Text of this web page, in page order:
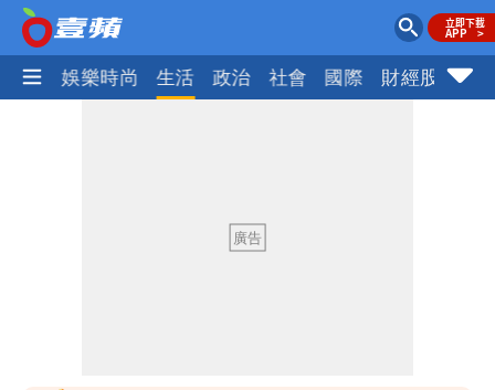
熱門 娛樂時尚 生活 政治 社會 國際 財經股市
「洗腦台灣人兩觀念」
「琵鷺」颱風生成！三颱共舞路徑曝光